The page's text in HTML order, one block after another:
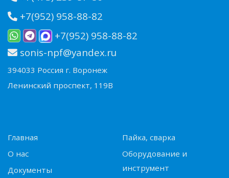
+7(952) 958-88-82
+7(952) 958-88-82
sonis-npf@yandex.ru
394033 Россия г. Воронеж
Ленинский проспект, 119В
Главная
О нас
Документы
Пайка, сварка
Оборудование и
инструмент